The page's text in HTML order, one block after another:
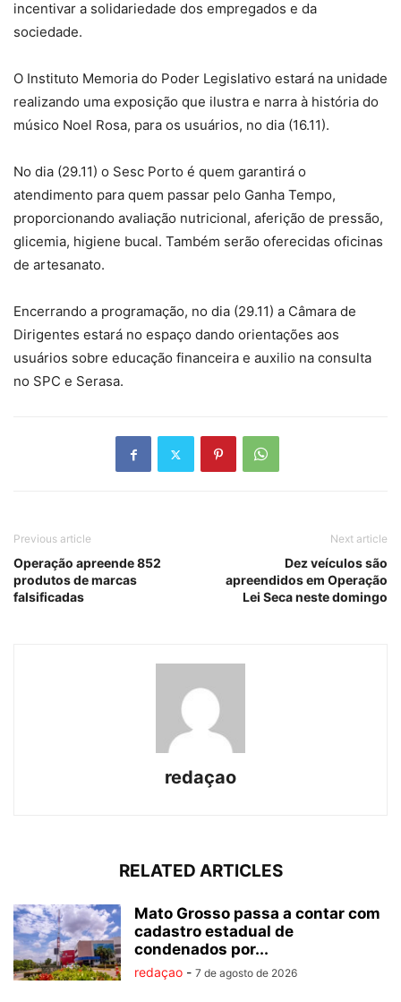
incentivar a solidariedade dos empregados e da
sociedade.
O Instituto Memoria do Poder Legislativo estará na unidade
realizando uma exposição que ilustra e narra à história do
músico Noel Rosa, para os usuários, no dia (16.11).
No dia (29.11) o Sesc Porto é quem garantirá o
atendimento para quem passar pelo Ganha Tempo,
proporcionando avaliação nutricional, aferição de pressão,
glicemia, higiene bucal. Também serão oferecidas oficinas
de artesanato.
Encerrando a programação, no dia (29.11) a Câmara de
Dirigentes estará no espaço dando orientações aos
usuários sobre educação financeira e auxilio na consulta
no SPC e Serasa.
Previous article
Operação apreende 852
produtos de marcas
falsificadas
Next article
Dez veículos são
apreendidos em Operação
Lei Seca neste domingo
redaçao
RELATED ARTICLES
Mato Grosso passa a contar com
cadastro estadual de
condenados por...
redaçao - 7 de agosto de 2026